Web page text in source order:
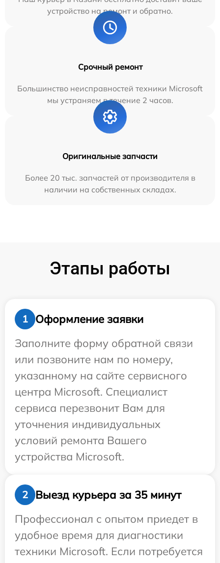
устройство на ремонт и обратно.
Срочный ремонт
Большинство неисправностей техники Microsoft
мы устраняем в течение 2 часов.
Оригинальные запчасти
Более 20 тыс. запчастей от производителя в
наличии на собственных складах.
Этапы работы
1
Оформление заявки
Заполните форму обратной связи
или позвоните нам по номеру,
указанному на сайте сервисного
центра Microsoft. Специалист
сервиса перезвонит Вам для
уточнения индивидуальных
условий ремонта Вашего
устройства Microsoft.
2
Выезд курьера за 35 минут
Профессионал с опытом приедет в
удобное время для диагностики
техники Microsoft. Если потребуется